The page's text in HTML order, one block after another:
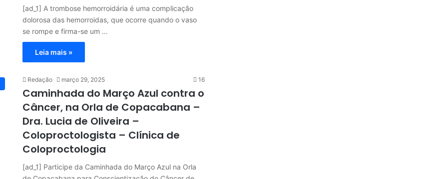
[ad_1] A trombose hemorroidária é uma complicação
dolorosa das hemorroidas, que ocorre quando o vaso
se rompe e firma-se um …
Leia mais »
Redação março 29, 2025 16
Caminhada do Março Azul contra o
Câncer, na Orla de Copacabana –
Dra. Lucia de Oliveira –
Coloproctologista – Clínica de
Coloproctologia
[ad_1] Participe da Caminhada do Março Azul na Orla